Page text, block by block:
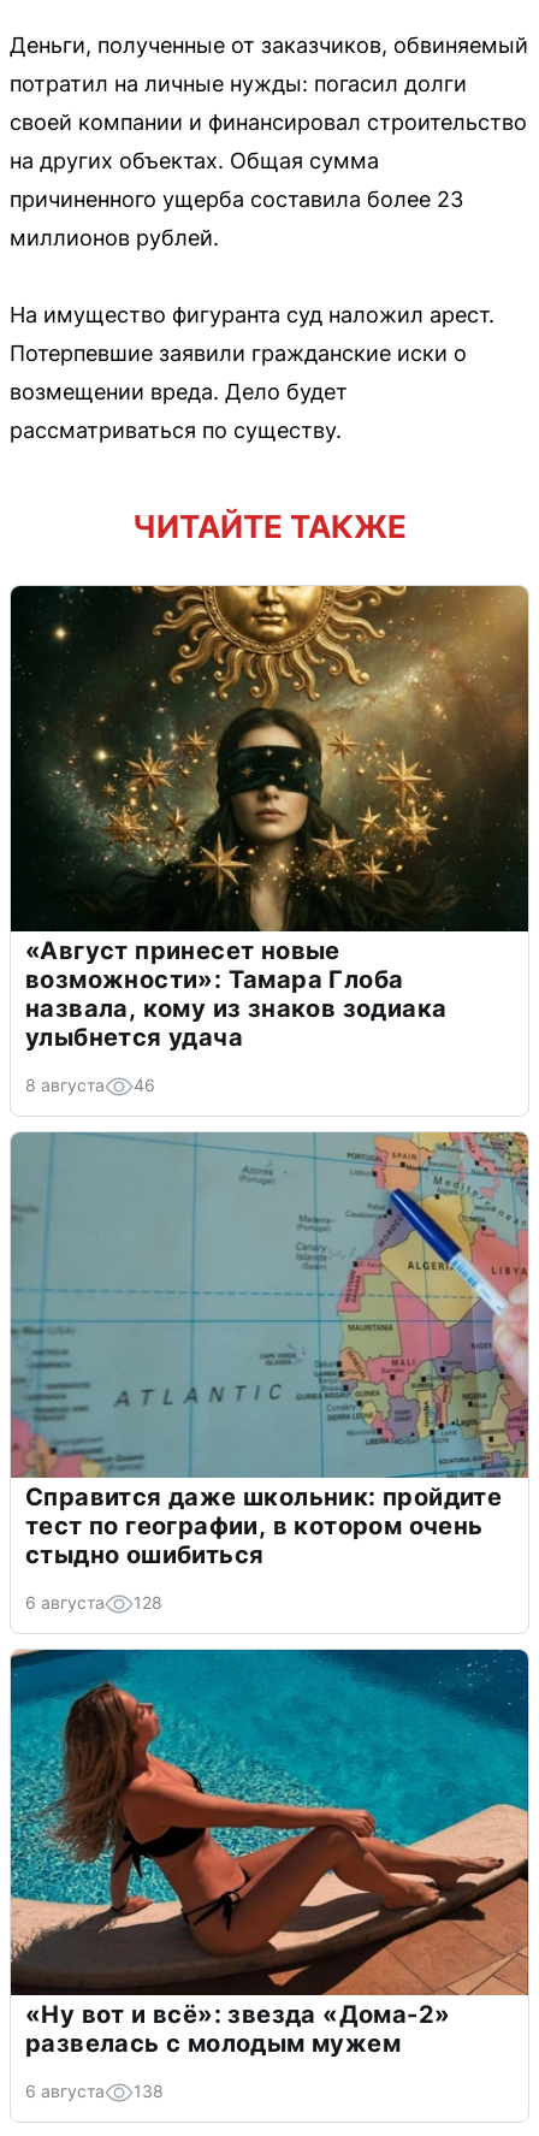
Деньги, полученные от заказчиков, обвиняемый
потратил на личные нужды: погасил долги
своей компании и финансировал строительство
на других объектах. Общая сумма
причиненного ущерба составила более 23
миллионов рублей.
На имущество фигуранта суд наложил арест.
Потерпевшие заявили гражданские иски о
возмещении вреда. Дело будет
рассматриваться по существу.
ЧИТАЙТЕ ТАКЖЕ
«Август принесет новые
возможности»: Тамара Глоба
назвала, кому из знаков зодиака
улыбнется удача
8 августа 46
Справится даже школьник: пройдите
тест по географии, в котором очень
стыдно ошибиться
6 августа 128
«Ну вот и всё»: звезда «Дома-2»
развелась с молодым мужем
6 августа 138